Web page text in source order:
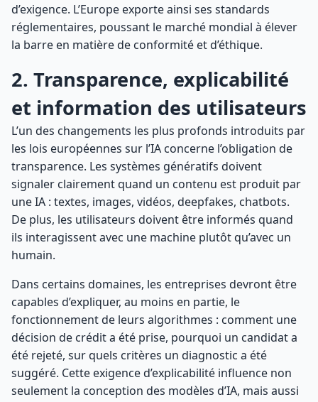
d’exigence. L’Europe exporte ainsi ses standards
réglementaires, poussant le marché mondial à élever
la barre en matière de conformité et d’éthique.
2. Transparence, explicabilité
et information des utilisateurs
L’un des changements les plus profonds introduits par
les lois européennes sur l’IA concerne l’obligation de
transparence. Les systèmes génératifs doivent
signaler clairement quand un contenu est produit par
une IA : textes, images, vidéos, deepfakes, chatbots.
De plus, les utilisateurs doivent être informés quand
ils interagissent avec une machine plutôt qu’avec un
humain.
Dans certains domaines, les entreprises devront être
capables d’expliquer, au moins en partie, le
fonctionnement de leurs algorithmes : comment une
décision de crédit a été prise, pourquoi un candidat a
été rejeté, sur quels critères un diagnostic a été
suggéré. Cette exigence d’explicabilité influence non
seulement la conception des modèles d’IA, mais aussi